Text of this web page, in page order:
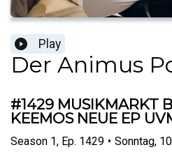
Play
Der Animus
#1429 MUSIKMARKT
KEEMOS NEUE EP
Season 1, Ep. 1429 • Sonntag,